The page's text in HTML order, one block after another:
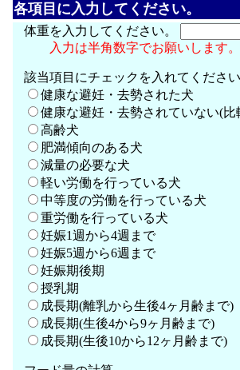
各項目に入力してください。
体重を入力してください。
入力は半角数字でお願いします。
該当項目にチェックを入れてください
健康な避妊・去勢された犬
健康な避妊・去勢されていない(比
高齢犬
肥満傾向のある犬
減量の必要な犬
軽い労働を行っている犬
中等度の労働を行っている犬
重労働を行っている犬
妊娠1週から4週まで
妊娠5週から6週まで
妊娠期後期
授乳期
成長期(離乳から生後4ヶ月齢まで)
成長期(生後4から9ヶ月齢まで)
成長期(生後10から12ヶ月齢まで)